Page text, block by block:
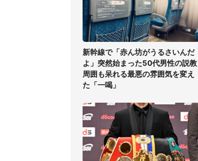
新幹線で「赤ん坊がうるさいんだ
よ」突然始まった50代男性の説教
周囲も呆れる最悪の雰囲気を変え
た「一喝」